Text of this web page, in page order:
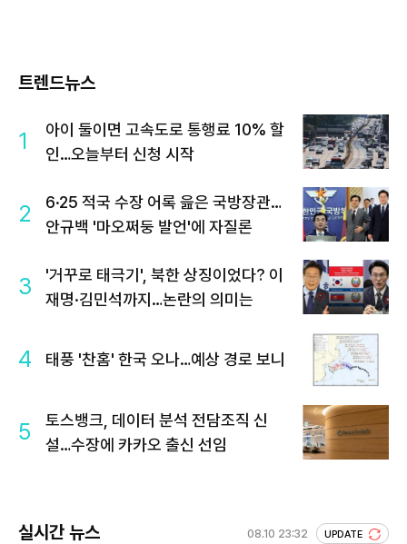
트렌드뉴스
1
아이 둘이면 고속도로 통행료 10% 할
인…오늘부터 신청 시작
2
6·25 적국 수장 어록 읊은 국방장관…
안규백 '마오쩌둥 발언'에 자질론
3
'거꾸로 태극기', 북한 상징이었다? 이
재명·김민석까지…논란의 의미는
4 태풍 '찬홈' 한국 오나…예상 경로 보니
5
토스뱅크, 데이터 분석 전담조직 신
설…수장에 카카오 출신 선임
실시간 뉴스 08.10 23:32 UPDATE